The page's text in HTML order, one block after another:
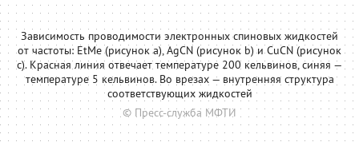
Зависимость проводимости электронных спиновых жидкостей
от частоты: EtMe (рисунок a), AgCN (рисунок b) и CuCN (рисунок
c). Красная линия отвечает температуре 200 кельвинов, синяя —
температуре 5 кельвинов. Во врезах — внутренняя структура
соответствующих жидкостей
© Пресс-служба МФТИ